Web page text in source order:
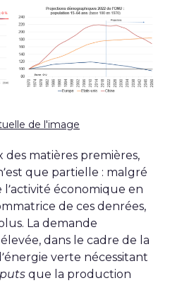
de l'image
matières premières,
que partielle : malgré
l’activité économique en
de ces denrées,
La demande
dans le cadre de la
verte nécessitant
que la production